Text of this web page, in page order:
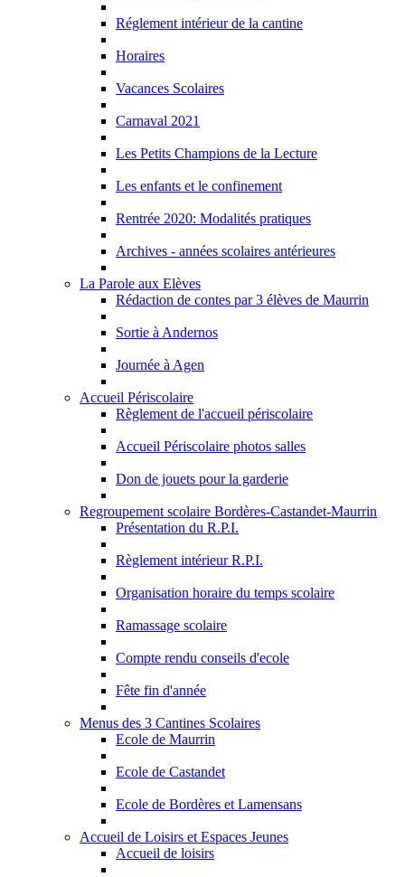
Réglement intérieur de la cantine
Horaires
Vacances Scolaires
Carnaval 2021
Les Petits Champions de la Lecture
Les enfants et le confinement
Rentrée 2020: Modalités pratiques
Archives - années scolaires antérieures
La Parole aux Elèves
Rédaction de contes par 3 élèves de Maurrin
Sortie à Andernos
Journée à Agen
Accueil Périscolaire
Règlement de l'accueil périscolaire
Accueil Périscolaire photos salles
Don de jouets pour la garderie
Regroupement scolaire Bordères-Castandet-Maurrin
Présentation du R.P.I.
Règlement intérieur R.P.I.
Organisation horaire du temps scolaire
Ramassage scolaire
Compte rendu conseils d'ecole
Fête fin d'année
Menus des 3 Cantines Scolaires
Ecole de Maurrin
Ecole de Castandet
Ecole de Bordères et Lamensans
Accueil de Loisirs et Espaces Jeunes
Accueil de loisirs